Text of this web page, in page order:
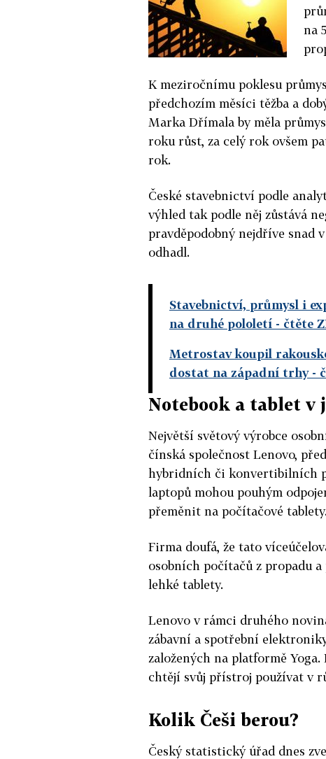
na
K meziročnímu poklesu
předchozím měsíci těžba a
Marka Dřímala by měla
roku růst, za celý rok ovšem
rok.
České stavebnictví podle
výhled tak podle něj zůstává
pravděpodobný nejdříve snad
odhadl.
Stavebnictví, průmysl i
na druhé pololetí - čtěte
Metrostav koupil
dostat na západní trhy-
Notebook a tablet v
Největší světový výrobce
čínská společnost Lenovo,
hybridních či konvertibilních
laptopů mohou pouhým
přeměnit na počítačové
Firma doufá, že tato
osobních počítačů z propadu
lehké tablety.
Lenovo v rámci druhého
zábavní a spotřební
založených na platformě
chtějí svůj přístroj používat v
Kolik Češi berou?
Český statistický úřad dnes